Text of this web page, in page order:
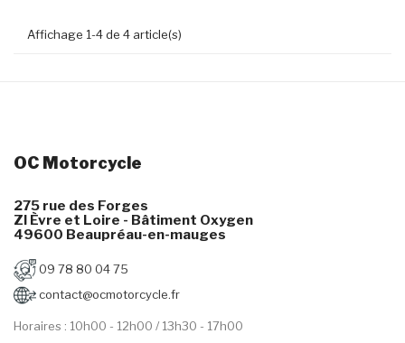
Affichage 1-4 de 4 article(s)
OC Motorcycle
275 rue des Forges
ZI Èvre et Loire - Bâtiment Oxygen
49600 Beaupréau-en-mauges
09 78 80 04 75
contact@ocmotorcycle.fr
Horaires : 10h00 - 12h00 / 13h30 - 17h00